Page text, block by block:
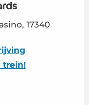
17340
trein!